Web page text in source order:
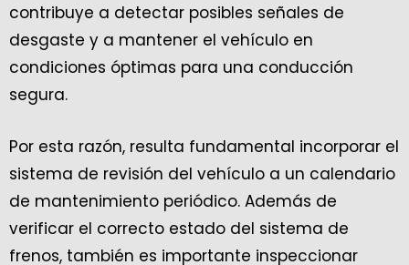
contribuye a detectar posibles señales de
desgaste y a mantener el vehículo en
condiciones óptimas para una conducción
segura.
Por esta razón, resulta fundamental incorporar el
sistema de revisión del vehículo a un calendario
de mantenimiento periódico. Además de
verificar el correcto estado del sistema de
frenos, también es importante inspeccionar